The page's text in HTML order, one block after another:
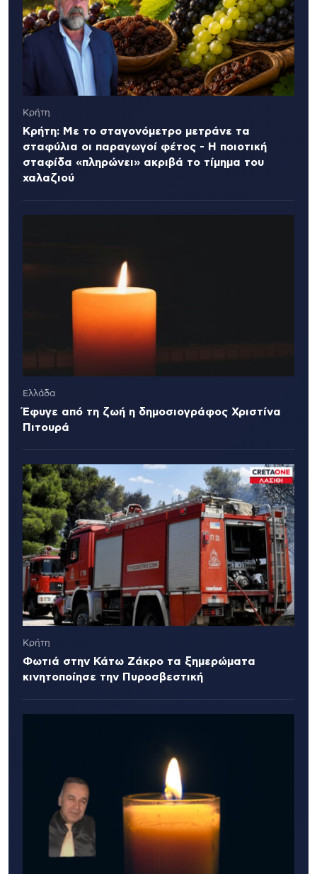
Κρήτη
Κρήτη: Με το σταγονόμετρο μετράνε τα
σταφύλια οι παραγωγοί φέτος - Η ποιοτική
σταφίδα «πληρώνει» ακριβά το τίμημα του
χαλαζιού
Ελλάδα
Έφυγε από τη ζωή η δημοσιογράφος Χριστίνα
Πιτουρά
Κρήτη
Φωτιά στην Κάτω Ζάκρο τα ξημερώματα
κινητοποίησε την Πυροσβεστική